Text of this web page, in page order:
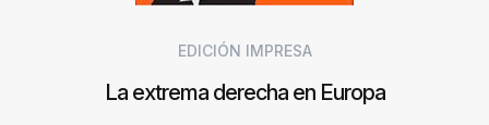
EDICIÓN IMPRESA
La extrema derecha en Europa